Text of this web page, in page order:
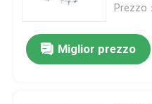
Prezzo
Miglior prezzo